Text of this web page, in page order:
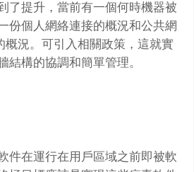
了提升，當前有一個何時機器被
份個人網絡連接的概況和公共網
概況。可引入相關政策，這就實
結構的協調和簡單管理。
在運行在用戶區域之前即被軟